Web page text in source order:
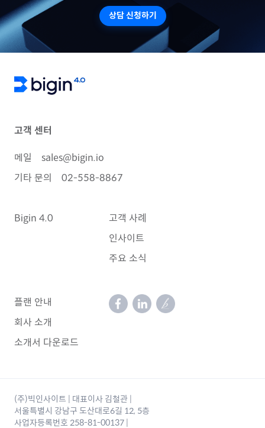
상담 신청하기
고객 센터
메일
sales@bigin.io
기타 문의
02-558-8867
Bigin 4.0
고객 사례
인사이트
주요 소식
플랜 안내
회사 소개
소개서 다운로드
(주)빅인사이트 | 대표이사 김철관 |
서울특별시 강남구 도산대로6길 12, 5층
사업자등록번호 258-81-00137 |